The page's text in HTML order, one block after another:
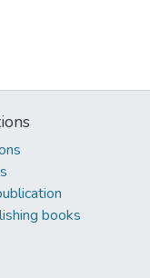
books